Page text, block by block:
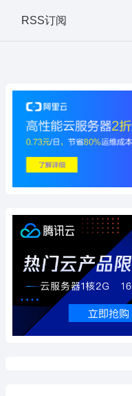
RSS订阅